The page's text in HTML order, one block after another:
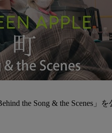
the Song & the Scenes」を